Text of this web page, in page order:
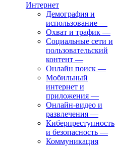
Интернет
Демография и
использование —
Охват и трафик —
Социальные сети и
пользовательский
контент —
Онлайн поиск —
Мобильный
интернет и
приложения —
Онлайн-видео и
развлечения —
Киберпреступность
и безопасность —
Коммуникация